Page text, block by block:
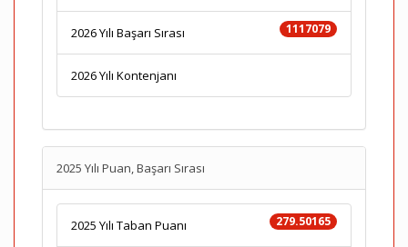
1117079
2026 Yılı Başarı Sırası
2026 Yılı Kontenjanı
2025 Yılı Puan, Başarı Sırası
279.50165
2025 Yılı Taban Puanı